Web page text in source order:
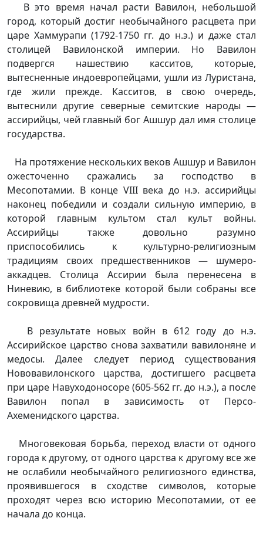
В это время начал расти Вавилон, небольшой
город, который достиг необычайного расцвета при
царе Хаммурапи (1792-1750 гг. до н.э.) и даже стал
столицей Вавилонской империи. Но Вавилон
подвергся нашествию касситов, которые,
вытесненные индоевропейцами, ушли из Луристана,
где жили прежде. Касситов, в свою очередь,
вытеснили другие северные семитские народы —
ассирийцы, чей главный бог Ашшур дал имя столице
государства.
На протяжение нескольких веков Ашшур и Вавилон
ожесточенно сражались за господство в
Месопотамии. В конце VIII века до н.э. ассирийцы
наконец победили и создали сильную империю, в
которой главным культом стал культ войны.
Ассирийцы также довольно разумно
приспособились к культурно-религиозным
традициям своих предшественников — шумеро-
аккадцев. Столица Ассирии была перенесена в
Ниневию, в библиотеке которой были собраны все
сокровища древней мудрости.
В результате новых войн в 612 году до н.э.
Ассирийское царство снова захватили вавилоняне и
медосы. Далее следует период существования
Нововавилонского царства, достигшего расцвета
при царе Навуходоносоре (605-562 гг. до н.э.), а после
Вавилон попал в зависимость от Персо-
Ахеменидского царства.
Многовековая борьба, переход власти от одного
города к другому, от одного царства к другому все же
не ослабили необычайного религиозного единства,
проявившегося в сходстве символов, которые
проходят через всю историю Месопотамии, от ее
начала до конца.